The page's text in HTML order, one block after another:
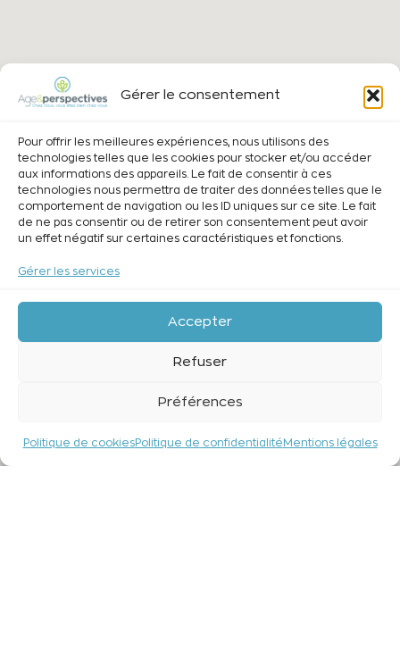
Gérer le consentement
Pour offrir les meilleures expériences, nous utilisons des
technologies telles que les cookies pour stocker et/ou accéder
aux informations des appareils. Le fait de consentir à ces
technologies nous permettra de traiter des données telles que le
comportement de navigation ou les ID uniques sur ce site. Le fait
de ne pas consentir ou de retirer son consentement peut avoir
un effet négatif sur certaines caractéristiques et fonctions.
Gérer les services
Accepter
Refuser
Préférences
Politique de cookiesPolitique de confidentialitéMentions légales